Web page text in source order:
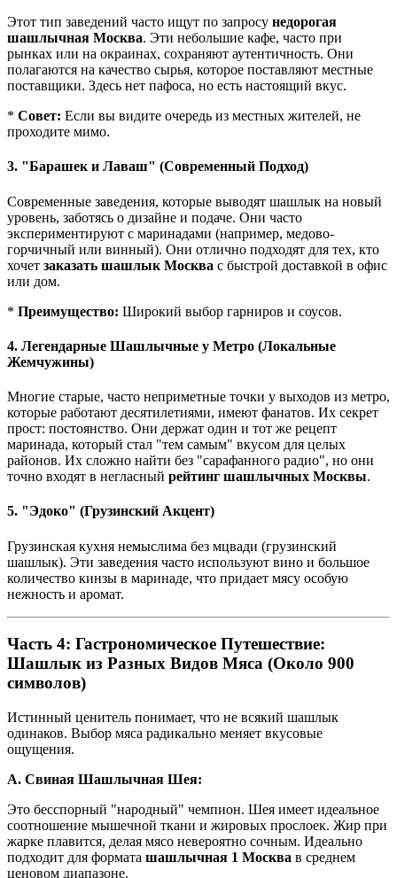
Этот тип заведений часто ищут по запросу недорогая
шашлычная Москва. Эти небольшие кафе, часто при
рынках или на окраинах, сохраняют аутентичность. Они
полагаются на качество сырья, которое поставляют местные
поставщики. Здесь нет пафоса, но есть настоящий вкус.
* Совет: Если вы видите очередь из местных жителей, не
проходите мимо.
3. "Барашек и Лаваш" (Современный Подход)
Современные заведения, которые выводят шашлык на новый
уровень, заботясь о дизайне и подаче. Они часто
экспериментируют с маринадами (например, медово-
горчичный или винный). Они отлично подходят для тех, кто
хочет заказать шашлык Москва с быстрой доставкой в офис
или дом.
* Преимущество: Широкий выбор гарниров и соусов.
4. Легендарные Шашлычные у Метро (Локальные
Жемчужины)
Многие старые, часто неприметные точки у выходов из метро,
которые работают десятилетиями, имеют фанатов. Их секрет
прост: постоянство. Они держат один и тот же рецепт
маринада, который стал "тем самым" вкусом для целых
районов. Их сложно найти без "сарафанного радио", но они
точно входят в негласный рейтинг шашлычных Москвы.
5. "Эдоко" (Грузинский Акцент)
Грузинская кухня немыслима без мцвади (грузинский
шашлык). Эти заведения часто используют вино и большое
количество кинзы в маринаде, что придает мясу особую
нежность и аромат.
Часть 4: Гастрономическое Путешествие:
Шашлык из Разных Видов Мяса (Около 900
символов)
Истинный ценитель понимает, что не всякий шашлык
одинаков. Выбор мяса радикально меняет вкусовые
ощущения.
А. Свиная Шашлычная Шея:
Это бесспорный "народный" чемпион. Шея имеет идеальное
соотношение мышечной ткани и жировых прослоек. Жир при
жарке плавится, делая мясо невероятно сочным. Идеально
подходит для формата шашлычная 1 Москва в среднем
ценовом диапазоне.